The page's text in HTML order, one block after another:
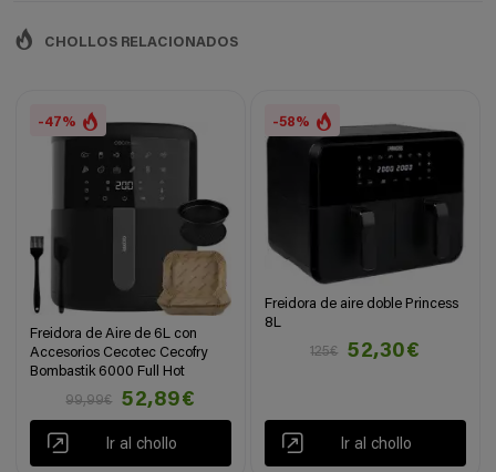
CHOLLOS RELACIONADOS
-47%
Freidora de Aire de 6L con
Accesorios Cecotec Cecofry
Bombastik 6000 Full Hot
99,99€
52,89€
Ir al chollo
-58%
Freidora de aire doble Princess
8L
125€
52,30€
Ir al chollo